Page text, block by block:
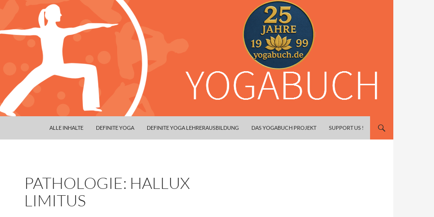
ALLE INHALTE DEFINITE YOGA DEFINITE YOGA LEHRERAUSBILDUNG DAS YOGABUCH PROJEKT SUPPORT US !
PATHOLOGIE: HALLUX
LIMITUS